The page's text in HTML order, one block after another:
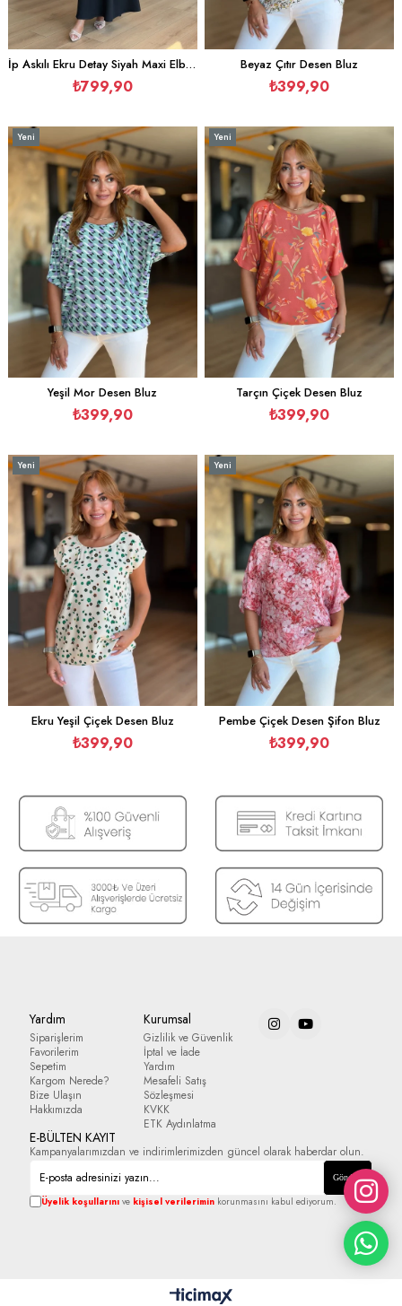
İp Askılı Ekru Detay Siyah Maxi Elbise
₺799,90
Beyaz Çıtır Desen Bluz
₺399,90
Yeşil Mor Desen Bluz
₺399,90
Yeni
Ürün
Tarçın Çiçek Desen Bluz
₺399,90
Yeni
Ürün
Ekru Yeşil Çiçek Desen Bluz
₺399,90
Yeni
Ürün
Pembe Çiçek Desen Şifon Bluz
₺399,90
Yeni
Ürün
Yardım
Siparişlerim
Favorilerim
Sepetim
Kargom Nerede?
Bize Ulaşın
Hakkımızda
Kurumsal
Gizlilik ve Güvenlik
İptal ve İade
Yardım
Mesafeli Satış
Sözleşmesi
KVKK
ETK Aydınlatma
E-BÜLTEN KAYIT
Kampanyalarımızdan ve indirimlerimizden güncel olarak haberdar olun.
Gönder
Üyelik koşullarını ve kişisel verilerimin korunmasını kabul ediyorum.